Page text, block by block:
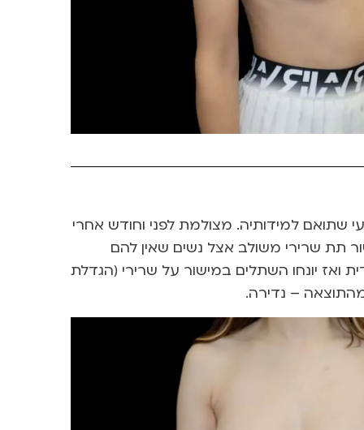
שתואם למידותיה. מצולמת לפני וחודש אחרי
בנפח 315 סמ”ק. נניח את השתל במישור תת שרירי משולב אצל נשים שאין להם
ואז יונחו השתלים במישור על שרירי (הגדלת
– נדירה.